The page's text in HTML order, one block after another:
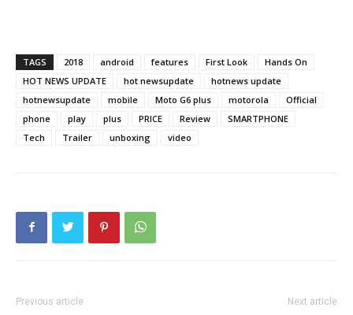
TAGS 2018 android features First Look
Hands On
HOT NEWS UPDATE
hot newsupdate
hotnews update
hotnewsupdate
mobile Moto G6 plus motorola
Official
phone
play plus PRICE Review
SMARTPHONE
Tech
Trailer unboxing video
Previous article Next article